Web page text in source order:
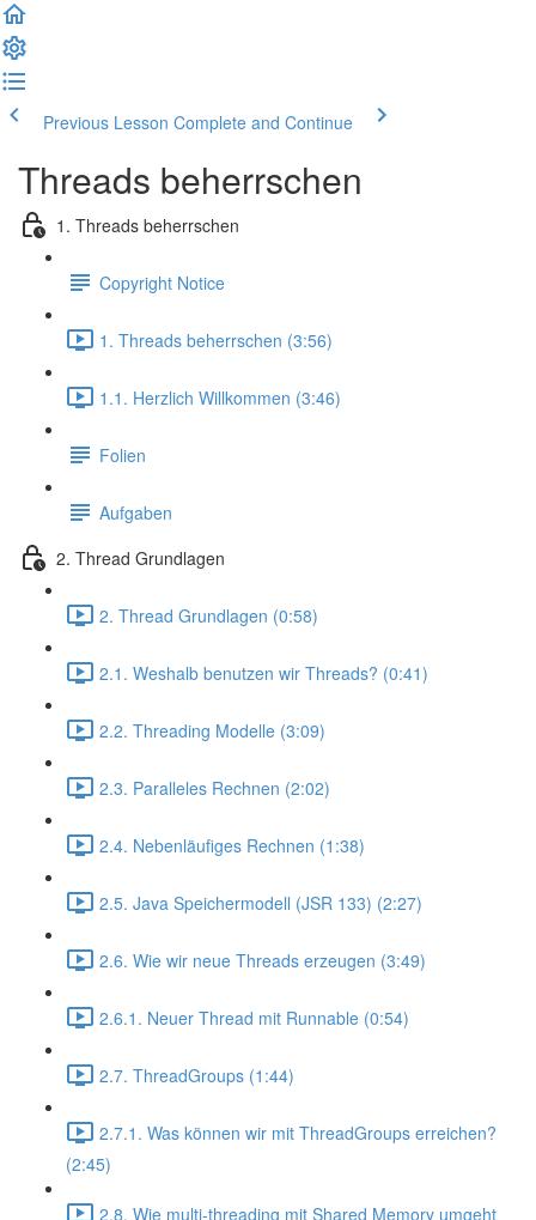
Previous Lesson Complete and Continue
Threads beherrschen
1. Threads beherrschen
Copyright Notice
1. Threads beherrschen (3:56)
1.1. Herzlich Willkommen (3:46)
Folien
Aufgaben
2. Thread Grundlagen
2. Thread Grundlagen (0:58)
2.1. Weshalb benutzen wir Threads? (0:41)
2.2. Threading Modelle (3:09)
2.3. Paralleles Rechnen (2:02)
2.4. Nebenläufiges Rechnen (1:38)
2.5. Java Speichermodell (JSR 133) (2:27)
2.6. Wie wir neue Threads erzeugen (3:49)
2.6.1. Neuer Thread mit Runnable (0:54)
2.7. ThreadGroups (1:44)
2.7.1. Was können wir mit ThreadGroups erreichen?
(2:45)
2.8. Wie multi-threading mit Shared Memory umgeht